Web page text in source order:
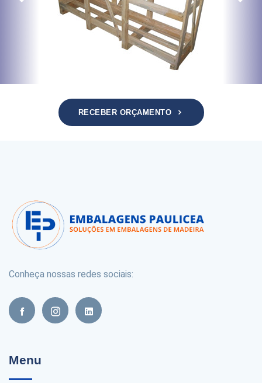
Previous Next
RECEBER ORÇAMENTO
Conheça nossas redes sociais:
Menu